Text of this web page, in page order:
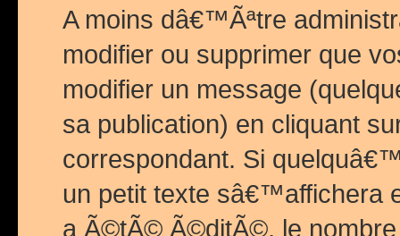
A moins dâ€™Ãªtre
modifier ou supprimer que
modifier un message
sa publication) en cliquant
correspondant. Si
un petit texte sâ€™affichera
a Ã©tÃ© Ã©ditÃ©, le